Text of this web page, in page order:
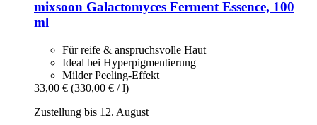
mixsoon Galactomyces Ferment Essence, 100
ml
Für reife & anspruchsvolle Haut
Ideal bei Hyperpigmentierung
Milder Peeling-Effekt
33,00 € (330,00 € / l)
Zustellung bis 12. August